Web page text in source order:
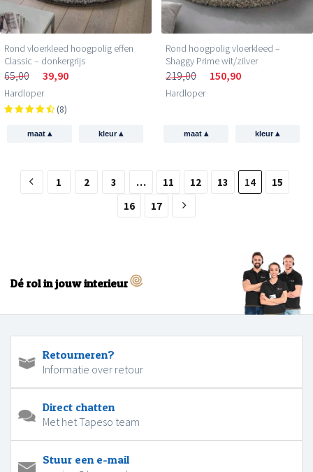
Rond vloerkleed hoogpolig effen
Classic – donkergrijs
65,00 39,90
Hardloper
(8)
maat ▴ kleur▴
Rond hoogpolig vloerkleed –
Shaggy Prime wit/zilver
219,00 150,90
Hardloper
maat ▴ kleur▴
1 2 3 … 11 12 13 14
15
16
17
Dé rol in jouw interieur
Retourneren?
Informatie over retour
Direct chatten
Met het Tapeso team
Stuur een e-mail